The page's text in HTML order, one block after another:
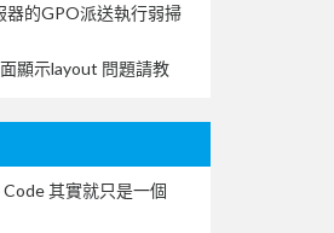
器的GPO派送執行弱掃
顯示layout 問題請教
其實就只是一個